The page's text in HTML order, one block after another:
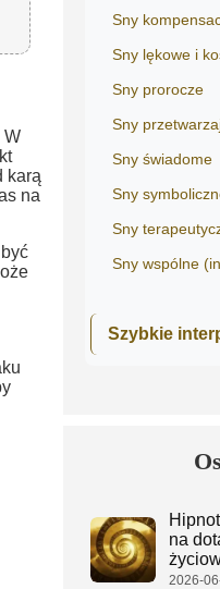
W
karą
na
Sny
Sny lękowe i
Sny prorocze
Sny
Sny świadome
Sny
Sny
Sny wspólne
Szybkie
na
2026-